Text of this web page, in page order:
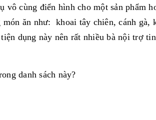
vô cùng điển hình cho một sản phẩm
ăn như: khoai tây chiên, cánh gà,
dụng này nên rất nhiều bà nội trợ tin
danh sách này?